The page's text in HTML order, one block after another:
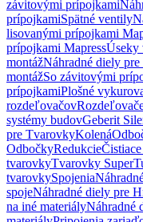
závitovými prípojkami
prípojkamiSpätné ventily
lisovanými prípojkami
prípojkami MapressÚseky
montážNáhradné diely
montážSo závitovými
prípojkamiPlošné
rozdeľovačov
systémy budovGeberit
pre TvarovkyKolená
OdbočkyRedukcie
tvarovkyTvarovky
tvarovkySpojenia
spojeNáhradné diely pre
na iné materiályNáhradné